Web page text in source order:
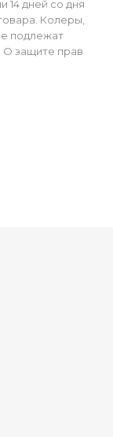
14 дней со дня
Колеры,
подлежат
О защите прав